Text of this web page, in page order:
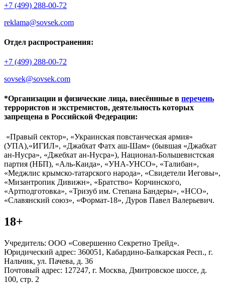
+7 (499) 288-00-72
reklama@sovsek.com
Отдел распространения:
+7 (499) 288-00-72
sovsek@sovsek.com
*Организации и физические лица, внесённные в перечень
террористов и экстремистов, деятельность которых
запрещена в Российской Федерации:
«Правый сектор», «Украинская повстанческая армия»
(УПА),«ИГИЛ», «Джабхат Фатх аш-Шам» (бывшая «Джабхат
ан-Нусра», «Джебхат ан-Нусра»), Национал-Большевистская
партия (НБП), «Аль-Каида», «УНА-УНСО», «Талибан»,
«Меджлис крымско-татарского народа», «Свидетели Иеговы»,
«Мизантропик Дивижн», «Братство» Корчинского,
«Артподготовка», «Тризуб им. Степана Бандеры», «НСО»,
«Славянский союз», «Формат-18», Дуров Павел Валерьевич.
18+
Учредитель: ООО «Совершенно Секретно Трейд».
Юридический адрес: 360051, Кабардино-Балкарская Респ., г.
Нальчик, ул. Пачева, д. 36
Почтовый адрес: 127247, г. Москва, Дмитровское шоссе, д.
100, стр. 2